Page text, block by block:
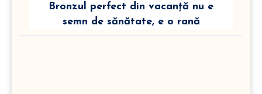
Bronzul perfect din vacanță nu e
semn de sănătate, e o rană